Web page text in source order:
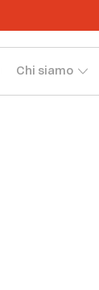
Chi siamo